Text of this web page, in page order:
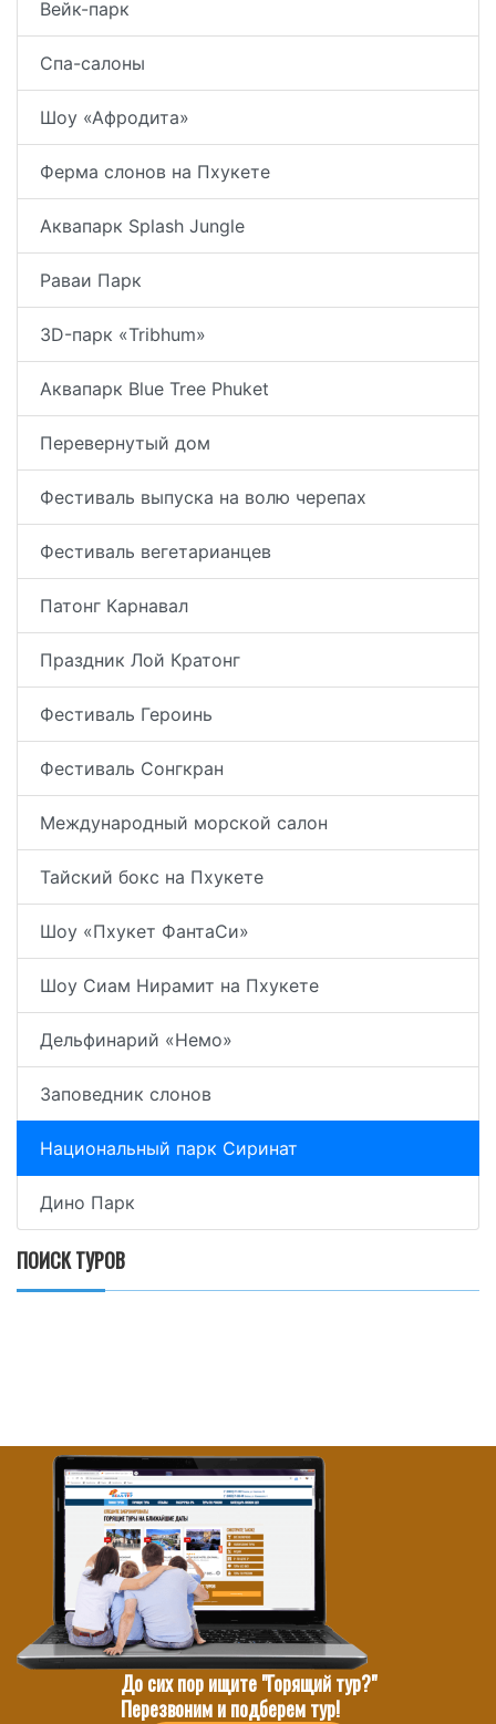
Вейк-парк
Спа-салоны
Шоу «Афродита»
Ферма слонов на Пхукете
Аквапарк Splash Jungle
Раваи Парк
3D-парк «Tribhum»
Аквапарк Blue Tree Phuket
Перевернутый дом
Фестиваль выпуска на волю черепах
Фестиваль вегетарианцев
Патонг Карнавал
Праздник Лой Кратонг
Фестиваль Героинь
Фестиваль Сонгкран
Международный морской салон
Тайский бокс на Пхукете
Шоу «Пхукет ФантаСи»
Шоу Сиам Нирамит на Пхукете
Дельфинарий «Немо»
Заповедник слонов
Национальный парк Сиринат
Дино Парк
ПОИСК ТУРОВ
До сих пор ищите "Горящий тур?"
Перезвоним и подберем тур!